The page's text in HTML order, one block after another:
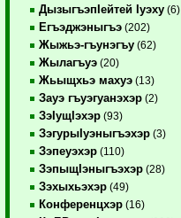
ДызыгъэпIейтей Iуэху (6)
Егъэджэныгъэ (202)
Жыжьэ-гъунэгъу (62)
Жылагъуэ (20)
Жьыщхьэ махуэ (13)
Зауэ гъуэгуанэхэр (2)
ЗэIущIэхэр (93)
ЗэгурыIуэныгъэхэр (3)
Зэпеуэхэр (110)
ЗэпыщIэныгъэхэр (28)
Зэхыхьэхэр (49)
Конференцхэр (16)